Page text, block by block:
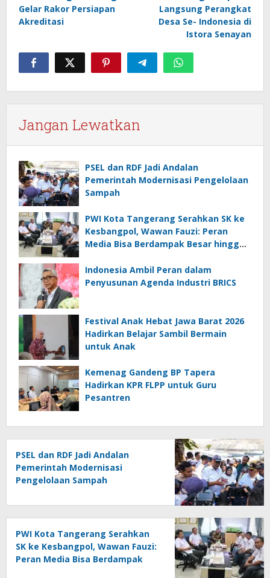
Gelar Rakor Persiapan
Akreditasi
Langsung Perangkat
Desa Se- Indonesia di
Istora Senayan
Jangan Lewatkan
PSEL dan RDF Jadi Andalan
Pemerintah Modernisasi Pengelolaan
Sampah
PWI Kota Tangerang Serahkan SK ke
Kesbangpol, Wawan Fauzi: Peran
Media Bisa Berdampak Besar hingga
Indonesia Ambil Peran dalam
Penyusunan Agenda Industri BRICS
Festival Anak Hebat Jawa Barat 2026
Hadirkan Belajar Sambil Bermain
untuk Anak
Kemenag Gandeng BP Tapera
Hadirkan KPR FLPP untuk Guru
Pesantren
PSEL dan RDF Jadi Andalan
Pemerintah Modernisasi
Pengelolaan Sampah
PWI Kota Tangerang Serahkan
SK ke Kesbangpol, Wawan Fauzi:
Peran Media Bisa Berdampak